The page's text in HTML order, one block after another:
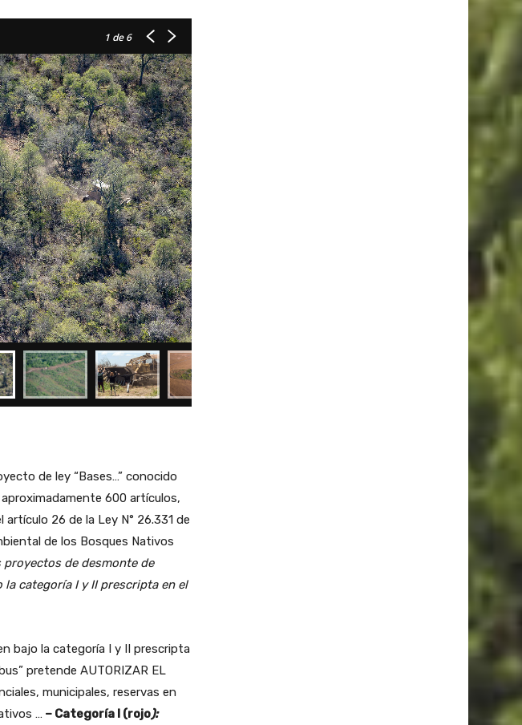
1 de 6
de ley “Bases…” conocido
600 artículos,
26 de la Ley N° 26.331 de
de los Bosques Nativos
proyectos de desmonte de
categoría I y II prescripta en el
bajo la categoría I y II prescripta
pretende AUTORIZAR EL
municipales, reservas en
… – Categoría I (rojo):